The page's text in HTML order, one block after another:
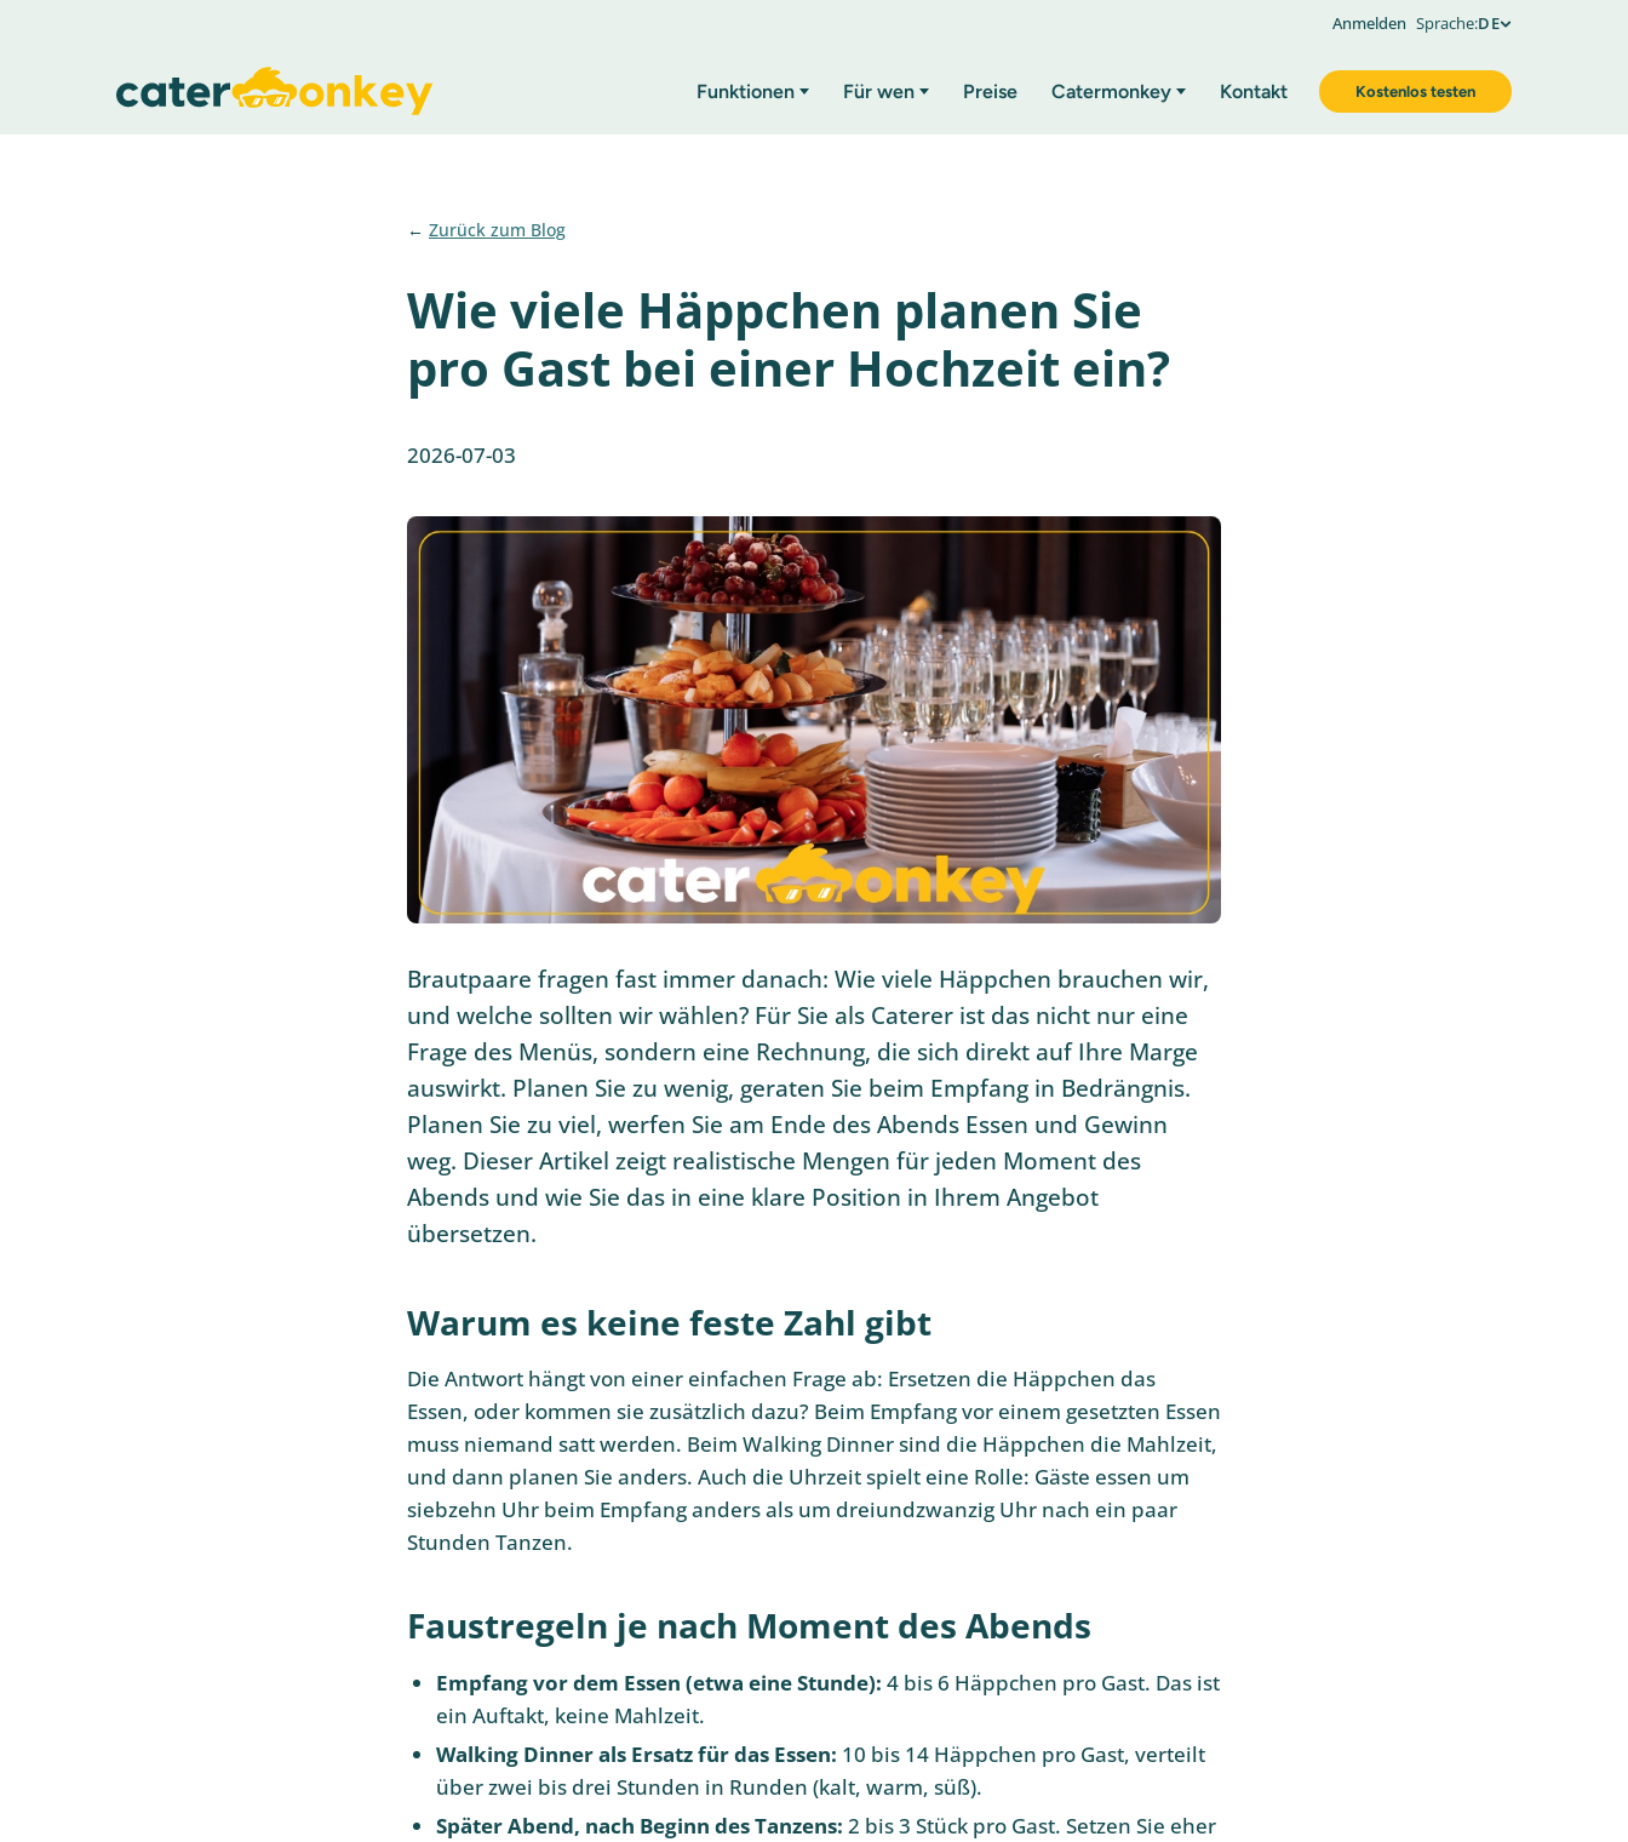
Anmelden Sprache:DE
Funktionen Für wen Preise Catermonkey Kontakt Kostenlos testen
Zurück zum Blog
Wie viele Häppchen planen Sie
pro Gast bei einer Hochzeit ein?
2026-07-03
Brautpaare fragen fast immer danach: Wie viele Häppchen brauchen wir,
und welche sollten wir wählen? Für Sie als Caterer ist das nicht nur eine
Frage des Menüs, sondern eine Rechnung, die sich direkt auf Ihre Marge
auswirkt. Planen Sie zu wenig, geraten Sie beim Empfang in Bedrängnis.
Planen Sie zu viel, werfen Sie am Ende des Abends Essen und Gewinn
weg. Dieser Artikel zeigt realistische Mengen für jeden Moment des
Abends und wie Sie das in eine klare Position in Ihrem Angebot
übersetzen.
Warum es keine feste Zahl gibt
Die Antwort hängt von einer einfachen Frage ab: Ersetzen die Häppchen das
Essen, oder kommen sie zusätzlich dazu? Beim Empfang vor einem gesetzten Essen
muss niemand satt werden. Beim Walking Dinner sind die Häppchen die Mahlzeit,
und dann planen Sie anders. Auch die Uhrzeit spielt eine Rolle: Gäste essen um
siebzehn Uhr beim Empfang anders als um dreiundzwanzig Uhr nach ein paar
Stunden Tanzen.
Faustregeln je nach Moment des Abends
Empfang vor dem Essen (etwa eine Stunde): 4 bis 6 Häppchen pro Gast. Das ist
ein Auftakt, keine Mahlzeit.
Walking Dinner als Ersatz für das Essen: 10 bis 14 Häppchen pro Gast, verteilt
über zwei bis drei Stunden in Runden (kalt, warm, süß).
Später Abend, nach Beginn des Tanzens: 2 bis 3 Stück pro Gast. Setzen Sie eher